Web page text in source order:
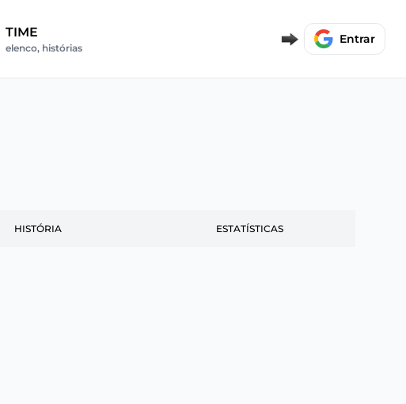
TIME
elenco, histórias
Entrar
HISTÓRIA ESTATÍSTICAS